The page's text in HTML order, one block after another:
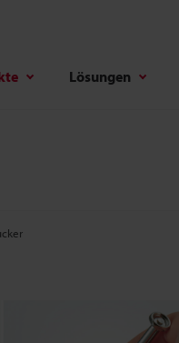
Lösungen